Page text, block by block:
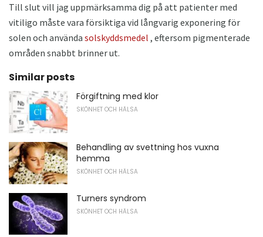
Till slut vill jag uppmärksamma dig på att patienter med
vitiligo måste vara försiktiga vid långvarig exponering för
solen och använda solskyddsmedel , eftersom pigmenterade
områden snabbt brinner ut.
Similar posts
Förgiftning med klor
SKÖNHET OCH HÄLSA
Behandling av svettning hos vuxna
hemma
SKÖNHET OCH HÄLSA
Turners syndrom
SKÖNHET OCH HÄLSA